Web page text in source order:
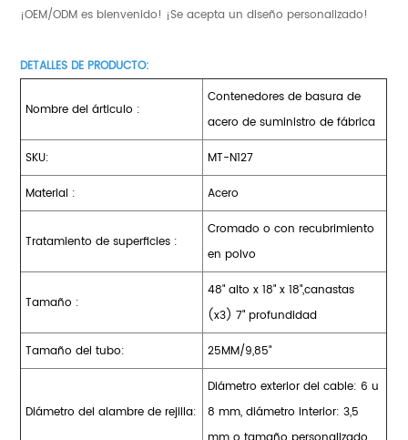
¡OEM/ODM es bienvenido! ¡Se acepta un diseño personalizado!
DETALLES DE PRODUCTO:
Nombre del árticulo :
Contenedores de basura de
acero de suministro de fábrica
SKU:
MT-N127
Material :
Acero
Tratamiento de superficies :
Cromado o con recubrimiento
en polvo
Tamaño :
48" alto x 18" x 18",canastas
(x3) 7" profundidad
Tamaño del tubo:
25MM/9,85"
Diámetro del alambre de rejilla:
Diámetro exterior del cable: 6 u
8 mm, diámetro interior: 3,5